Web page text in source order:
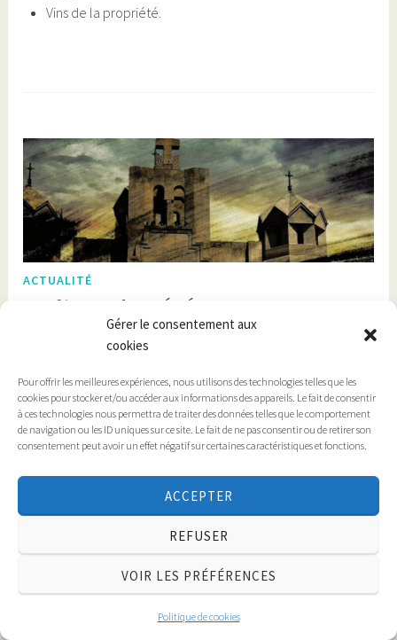
Gérer le consentement aux
cookies
Pour offrir les meilleures expériences, nous utilisons des technologies telles que les
cookies pour stocker et/ou accéder aux informations des appareils. Le fait de consentir
à ces technologies nous permettra de traiter des données telles que le comportement
de navigation ou les ID uniques sur ce site. Le fait de ne pas consentir ou de retirer son
consentement peut avoir un effet négatif sur certaines caractéristiques et fonctions.
ACCEPTER
REFUSER
VOIR LES PRÉFÉRENCES
Politique de cookies
Vins de la propriété.
ACTUALITÉ
L’Arménie va-t-elle disparaitre ?
JEUDI 18 JUILLET 2024 à 18H au CHÂTEAU DE PERRON à
MADIRAN s’est déroulée la conférence deFrédéric Pons.
Journaliste spécialiste de la géopolitique, grand reporter,
Frédéric Ponsest président d’honneur de
l’Association des journalistes de défense.
Prise en tenaille entre l’Azerbaïdjan et la Turquie dont elle
subit les inquiétants projets géopolitiques, abandonnée par
la Russie au jeu ambiguë, l’Arménieest une victime